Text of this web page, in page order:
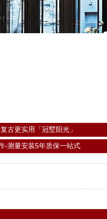
古更实用「冠墅阳光」
-测量安装5年质保一站式